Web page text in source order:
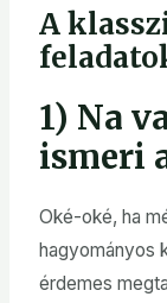
A
1) Na
ismeri
Oké-oké, ha
hagyományos
érdemes